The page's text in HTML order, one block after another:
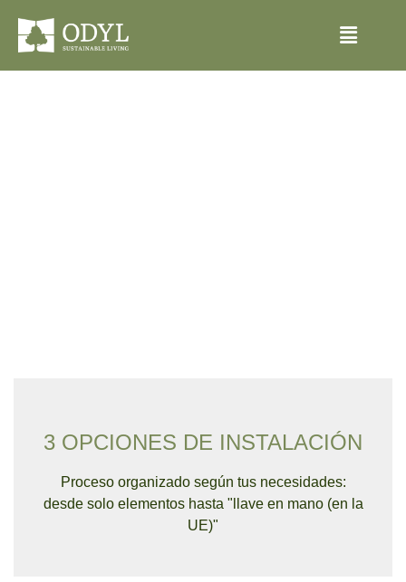
3 OPCIONES DE INSTALACIÓN
Proceso organizado según tus necesidades:
desde solo elementos hasta "llave en mano (en la
UE)"